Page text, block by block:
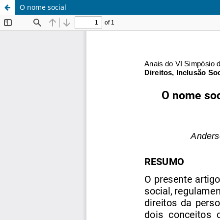
O nome social